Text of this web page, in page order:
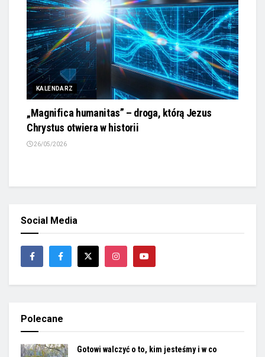
11/07/2026
26/05/2026